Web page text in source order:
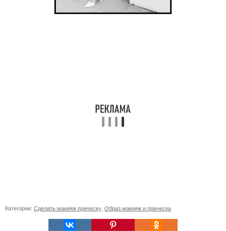
Категории: Сделать макияж прическу Образ макияж и прическа